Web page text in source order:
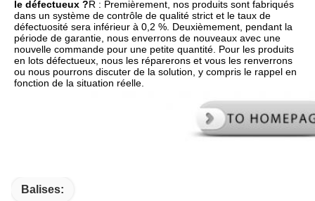
le défectueux ?R : Premièrement, nos produits sont fabriqués
dans un système de contrôle de qualité strict et le taux de
défectuosité sera inférieur à 0,2 %. Deuxièmement, pendant la
période de garantie, nous enverrons de nouveaux avec une
nouvelle commande pour une petite quantité. Pour les produits
en lots défectueux, nous les réparerons et vous les renverrons
ou nous pourrons discuter de la solution, y compris le rappel en
fonction de la situation réelle.
Balises: